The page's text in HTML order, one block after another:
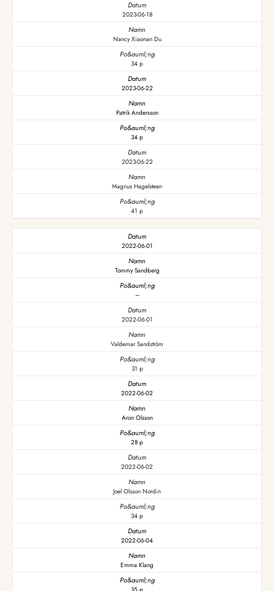
2023-06-18
Nancy Xiaonan Du
34 p
2023-06-22
Patrik Andersson
34 p
2023-06-22
Magnus Hagelsteen
41 p
2022-06-01
Tommy Sandberg
–
2022-06-01
Valdemar Sandström
31 p
2022-06-02
Aron Olsson
28 p
2022-06-02
Joel Olsson Nordin
34 p
2022-06-04
Emma Klang